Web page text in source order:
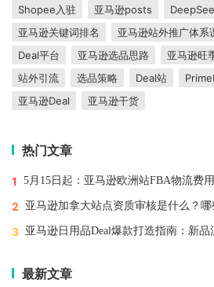
Shopee入驻
亚马逊posts
亚马逊关键词排名
亚马逊站外推广体系
Deal平台
亚马逊选品思路 亚马逊旺
站外引流
选品策略 Deal站
亚马逊Deal
亚马逊干货
热门文章
1 5月15日起：亚马逊欧洲站FBA物流费
2 亚马逊加拿大站点资质审核是什么？
3 亚马逊日用品Deal爆款打造指南：新
最新文章